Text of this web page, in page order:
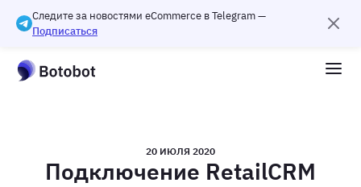
Следите за новостями eCommerce в Telegram —
Подписаться
20 ИЮЛЯ 2020
Подключение RetailCRM